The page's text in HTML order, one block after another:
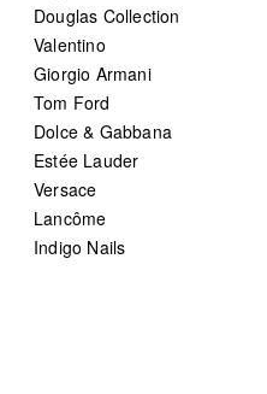
Douglas Collection
Valentino
Giorgio Armani
Tom Ford
Dolce & Gabbana
Estée Lauder
Versace
Lancôme
Indigo Nails